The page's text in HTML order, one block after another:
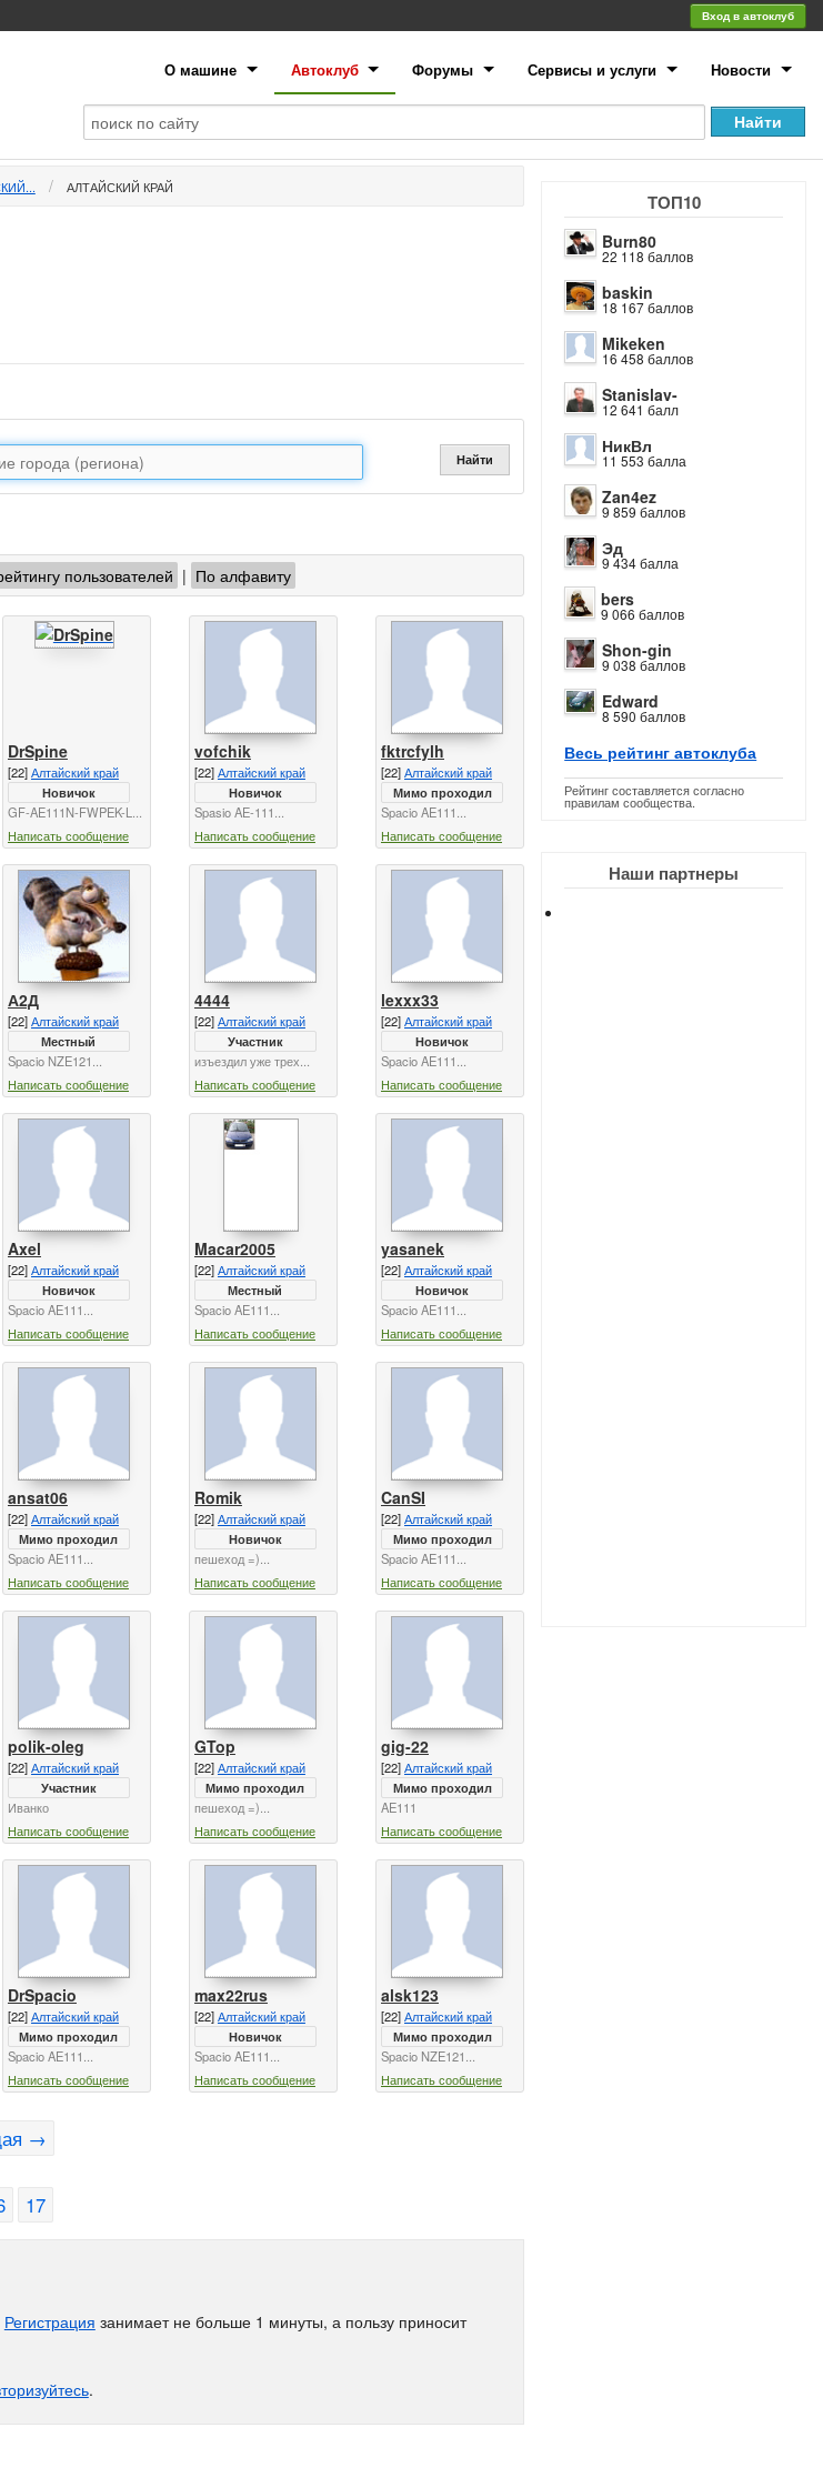
Вход в автоклуб
О машине Автоклуб Форумы Сервисы и услуги Новости
ТОП10
Burn80
22 118 баллов
baskin
18 167 баллов
Mikeken
16 458 баллов
Stanislav-
12 641 балл
НикВл
11 553 балла
Zan4ez
9 859 баллов
Эд
9 434 балла
bers
9 066 баллов
Shon-gin
9 038 баллов
Edward
8 590 баллов
Весь рейтинг автоклуба
Рейтинг составляется согласно
правилам сообщества.
Наши партнеры
АЛТАЙСКИЙ КРАЙ
Найти
пользователей | По алфавиту
DrSpine
[22]Алтайский край
Новичок
GF-AE111N-FWPEK-L...
Написать сообщение
vofchik
[22]Алтайский край
Новичок
Spasio AE-111...
Написать сообщение
fktrcfylh
[22]Алтайский край
Мимо проходил
Spacio AE111...
Написать сообщение
А2Д
[22]Алтайский край
Местный
Spacio NZE121...
Написать сообщение
4444
[22]Алтайский край
Участник
изъездил уже трех...
Написать сообщение
lexxx33
[22]Алтайский край
Новичок
Spacio AE111...
Написать сообщение
Axel
[22]Алтайский край
Новичок
Spacio AE111...
Написать сообщение
Macar2005
[22]Алтайский край
Местный
Spacio AE111...
Написать сообщение
yasanek
[22]Алтайский край
Новичок
Spacio AE111...
Написать сообщение
ansat06
[22]Алтайский край
Мимо проходил
Spacio AE111...
Написать сообщение
Romik
[22]Алтайский край
Новичок
пешеход =)...
Написать сообщение
CanSI
[22]Алтайский край
Мимо проходил
Spacio AE111...
Написать сообщение
polik-oleg
[22]Алтайский край
Участник
Иванко
Написать сообщение
GTop
[22]Алтайский край
Мимо проходил
пешеход =)...
Написать сообщение
gig-22
[22]Алтайский край
Мимо проходил
AE111
Написать сообщение
DrSpacio
[22]Алтайский край
Мимо проходил
Spacio AE111...
Написать сообщение
max22rus
[22]Алтайский край
Новичок
Spacio AE111...
Написать сообщение
alsk123
[22]Алтайский край
Мимо проходил
Spacio NZE121...
Написать сообщение
→
17
Регистрация занимает не больше 1 минуты, а пользу приносит
.